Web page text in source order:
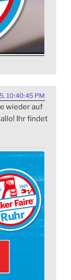
10:40:45 PM
wieder auf
Ihr findet